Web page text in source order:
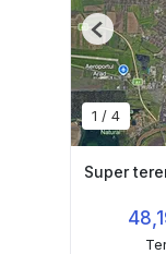
1 / 4
Previous
Super